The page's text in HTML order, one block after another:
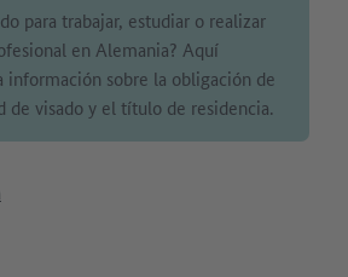
para trabajar, estudiar o realizar
en Alemania? Aquí
información sobre la obligación de
de visado y el título de residencia.